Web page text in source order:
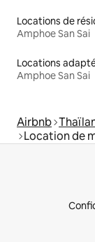
Amphoe San Sai
Amphoe San Sai
Airbnb
Location de